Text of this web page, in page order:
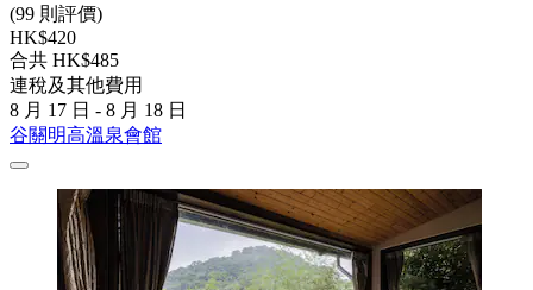
(99 則評價)
HK$420
合共 HK$485
連稅及其他費用
8 月 17 日 - 8 月 18 日
谷關明高溫泉會館